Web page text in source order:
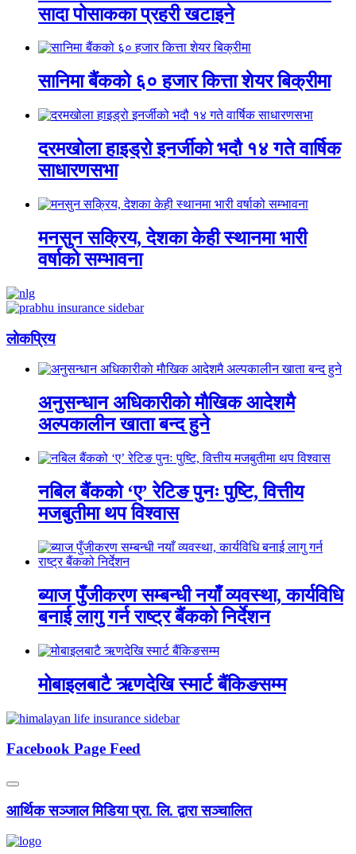
सादा पोसाकका प्रहरी खटाइने
सानिमा बैंकको ६० हजार कित्ता शेयर बिक्रीमा
दरमखोला हाइड्रो इनर्जीको भदौ १४ गते वार्षिक
साधारणसभा
मनसुन सक्रिय, देशका केही स्थानमा भारी
वर्षाको सम्भावना
लाेकप्रिय
अनुसन्धान अधिकारीकाे माैखिक आदेशमै
अल्पकालीन खाता बन्द हुने
नबिल बैंकको ‘ए’ रेटिङ पुनः पुष्टि, वित्तीय
मजबुतीमा थप विश्वास
ब्याज पुँजीकरण सम्बन्धी नयाँ व्यवस्था, कार्यविधि
बनाई लागु गर्न राष्ट्र बैंकको निर्देशन
मोबाइलबाटै ऋणदेखि स्मार्ट बैंकिङसम्म
Facebook Page Feed
आर्थिक सञ्जाल मिडिया प्रा. लि. द्वारा सञ्चालित